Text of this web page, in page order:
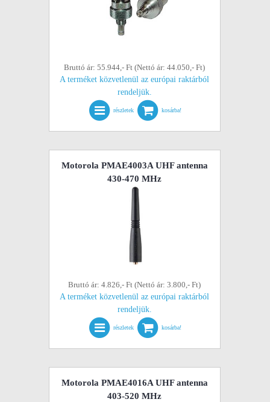
Bruttó ár: 55.944,- Ft (Nettó ár: 44.050,- Ft)
A terméket közvetlenül az európai raktárból
rendeljük.
részletek kosárba!
Motorola PMAE4003A UHF antenna
430-470 MHz
Bruttó ár: 4.826,- Ft (Nettó ár: 3.800,- Ft)
A terméket közvetlenül az európai raktárból
rendeljük.
részletek kosárba!
Motorola PMAE4016A UHF antenna
403-520 MHz